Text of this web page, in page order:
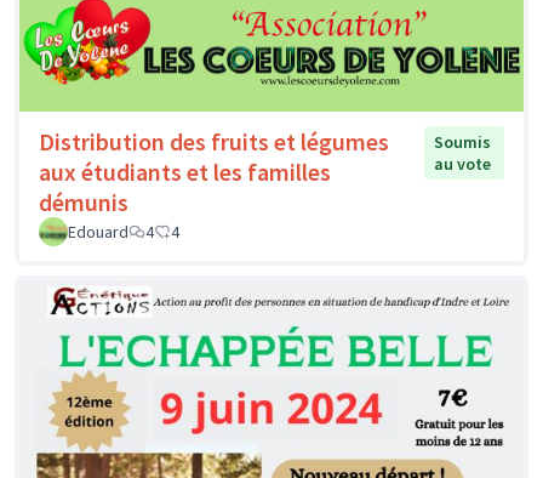
Distribution des fruits et légumes
aux étudiants et les familles
démunis
Soumis
au vote
Edouard 4 4